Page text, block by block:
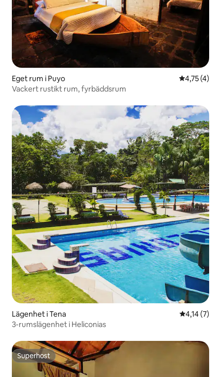
Eget rum i Puyo 4,75 av 5 i
4,75 (4)
Vackert rustikt rum, fyrbäddsrum
Lägenhet i Tena 4,14 av 5 i
4,14 (7)
3-rumslägenhet i Heliconias
Superhost
Superhost